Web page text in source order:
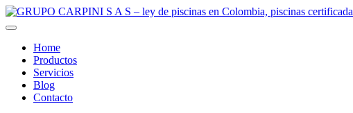
Home
Productos
Servicios
Blog
Contacto